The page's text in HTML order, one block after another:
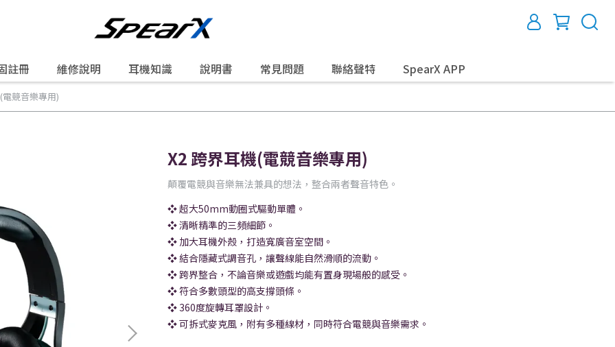
註冊 維修說明 耳機知識 說明書 常見問題 聯絡聲特 SpearX APP
競音樂專用)
X2 跨界耳機(電競音樂專用)
顛覆電競與音樂無法兼具的想法，整合兩者聲音特色。
❖ 超大50mm動圈式驅動單體。
❖ 清晰精準的三頻細節。
❖ 加大耳機外殼，打造寬廣音室空間。
❖ 結合隱藏式調音孔，讓聲線能自然滑順的流動。
❖ 跨界整合，不論音樂或遊戲均能有置身現場般的感受。
❖ 符合多數頭型的高支撐頭條。
❖ 360度旋轉耳罩設計。
❖ 可拆式麥克風，附有多種線材，同時符合電競與音樂需求。